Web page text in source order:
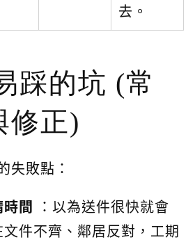
去。
踩的坑 (常
修正)
失敗點：
間 ：以為送件很快就會
件不齊、鄰居反對，工期